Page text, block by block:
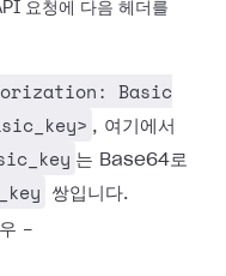
요청에 다음 헤더를
Basic
, 여기에서
는 Base64로
쌍입니다.
-